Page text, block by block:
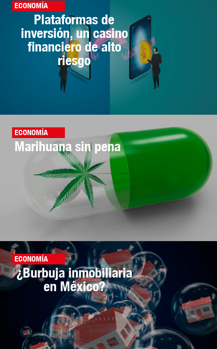
ECONOMÍA
Plataformas de
inversión, un casino
financiero de alto
riesgo
ECONOMÍA
Marihuana sin pena
ECONOMÍA
¿Burbuja inmobiliaria
en México?